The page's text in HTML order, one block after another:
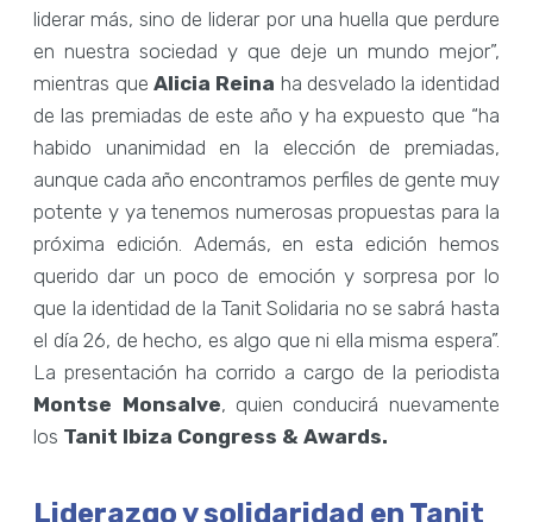
liderar más, sino de liderar por una huella que perdure
en nuestra sociedad y que deje un mundo mejor”,
mientras que Alicia Reina ha desvelado la identidad
de las premiadas de este año y ha expuesto que “ha
habido unanimidad en la elección de premiadas,
aunque cada año encontramos perfiles de gente muy
potente y ya tenemos numerosas propuestas para la
próxima edición. Además, en esta edición hemos
querido dar un poco de emoción y sorpresa por lo
que la identidad de la Tanit Solidaria no se sabrá hasta
el día 26, de hecho, es algo que ni ella misma espera”.
La presentación ha corrido a cargo de la periodista
Montse Monsalve, quien conducirá nuevamente
los Tanit Ibiza Congress & Awards.
Liderazgo y solidaridad en Tanit